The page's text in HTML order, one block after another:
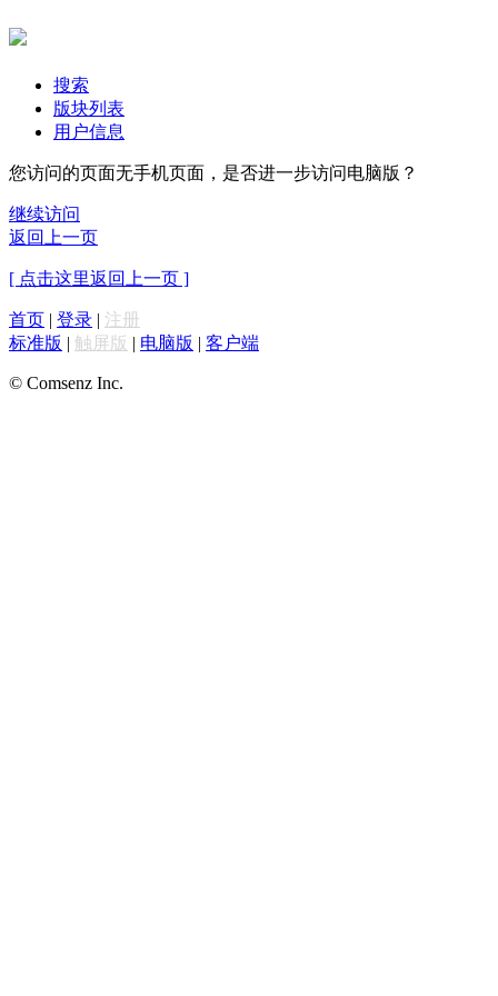
搜索
版块列表
用户信息
您访问的页面无手机页面，是否进一步访问电脑版？
继续访问
返回上一页
[ 点击这里返回上一页 ]
首页 | 登录 | 注册
标准版 | 触屏版 | 电脑版 | 客户端
© Comsenz Inc.